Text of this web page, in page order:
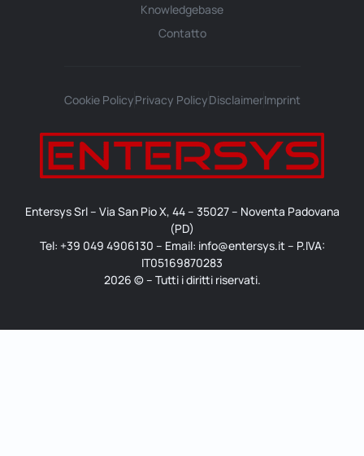
Knowledgebase
Contatto
Entersys Srl – Via San Pio X, 44 – 35027 – Noventa Padovana
(PD)
Tel: +39 049 4906130 – Email: info@entersys.it – P.IVA:
IT05169870283
2026 © – Tutti i diritti riservati.
Cookie PolicyPrivacy PolicyDisclaimerImprint